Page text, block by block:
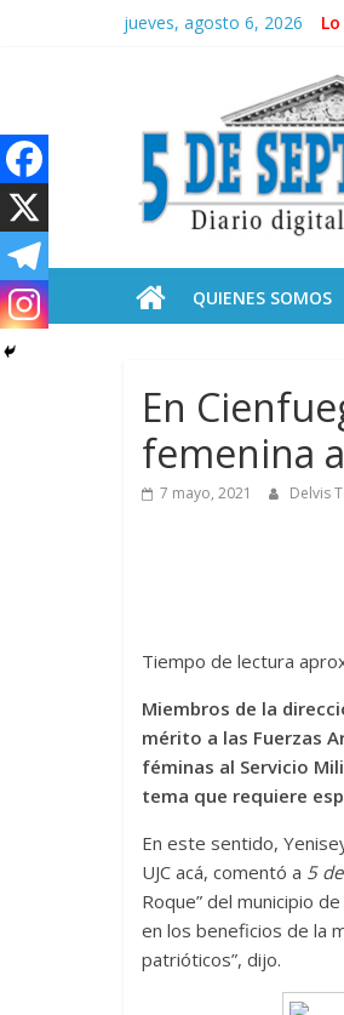
jueves, agosto 6, 2026
Diario
de
Cienfuegos,QUIENES SOMOS
En
femenina
7 mayo, 2021 Delvis
Tiempo de lectura
Miembros de la
mérito a las Fuerzas
féminas al Servicio
tema que requiere
En este sentido,
UJC acá, comentó a 5
Roque” del municipio
en los beneficios de la
patrióticos”, dijo.